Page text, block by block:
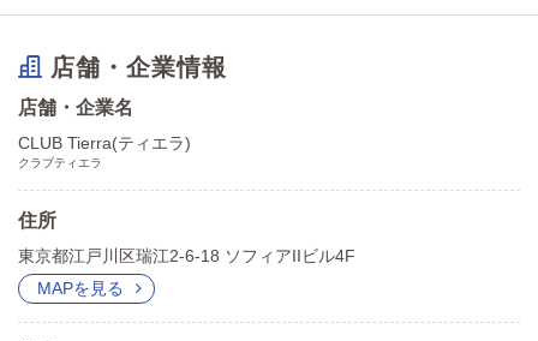
店舗・企業情報
店舗・企業名
CLUB Tierra(ティエラ)
クラブティエラ
住所
東京都江戸川区瑞江2-6-18 ソフィアIIビル4F
MAPを見る